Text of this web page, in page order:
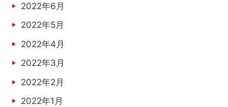
2022年6月
2022年5月
2022年4月
2022年3月
2022年2月
2022年1月